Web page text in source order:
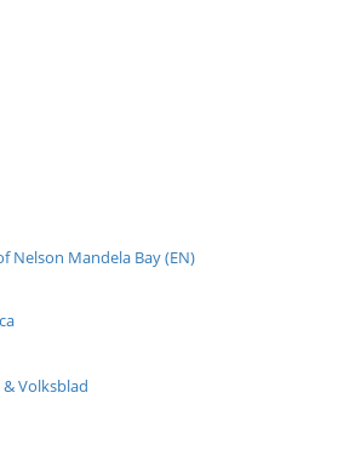
Nelson Mandela Bay (EN)
Volksblad